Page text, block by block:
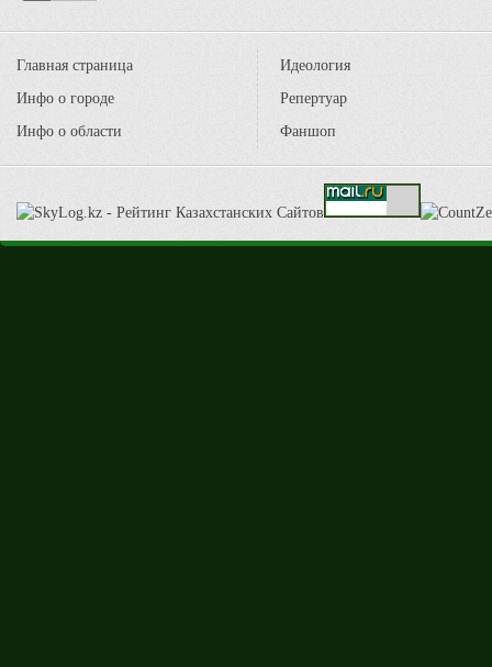
Главная страница
Инфо о городе
Инфо о области
Идеология
Репертуар
Фаншоп